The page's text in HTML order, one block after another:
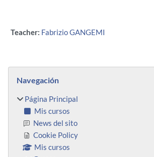
Teacher: Fabrizio GANGEMI
Bloques
Navegación
Página Principal
Mis cursos
News del sito
Cookie Policy
Mis cursos